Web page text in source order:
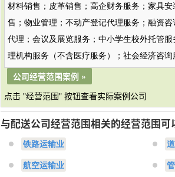
材料销售；皮革销售；高企财务服务；家具
售；物业管理；不动产登记代理服务；融资
代理；会议及展览服务；中小学生校外托管
理机构服务（不含医疗服务）；社会经济咨
公司经营范围案例 »
点击 "经营范围" 按钮查看实际案例公司
与配送公司经营范围相关的经营范围可
铁路运输业
航空运输业